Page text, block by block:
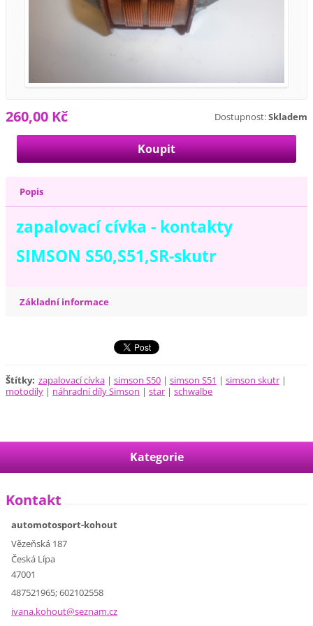
Dostupnost:Skladem
260,00 Kč
Popis
zapalovací cívka - kontakty
SIMSON S50,S51,SR-skutr
Základní informace
Štítky: zapalovací cívka | simson S50 | simson S51 | simson skutr |
motodíly | náhradní díly Simson | star | schwalbe
Kategorie
Kontakt
automotosport-kohout
Vězeňská 187
Česká Lípa
47001
487521965; 602102558
ivana.kohout@seznam.cz